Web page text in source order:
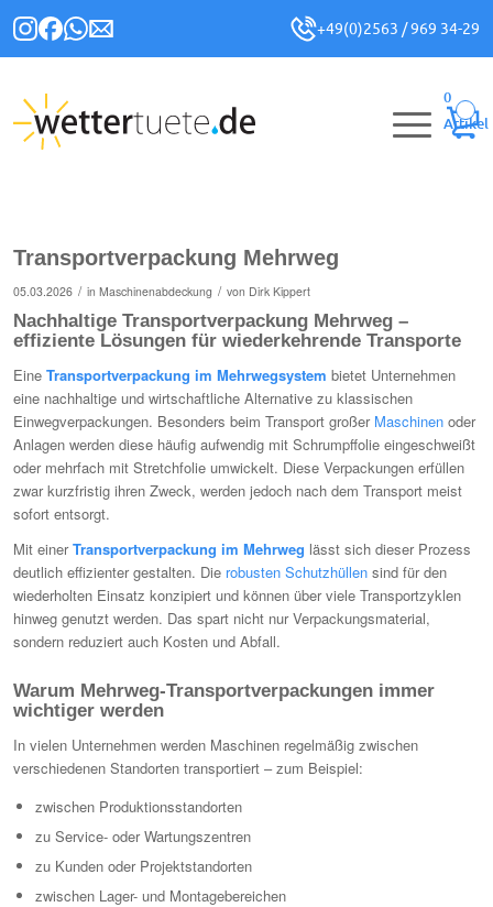
+49(0)2563 / 969 34-29
0
Artikel
Transportverpackung Mehrweg
05.03.2026 / in Maschinenabdeckung / von Dirk Kippert
Nachhaltige Transportverpackung Mehrweg –
effiziente Lösungen für wiederkehrende Transporte
Eine Transportverpackung im Mehrwegsystem bietet Unternehmen
eine nachhaltige und wirtschaftliche Alternative zu klassischen
Einwegverpackungen. Besonders beim Transport großer Maschinen oder
Anlagen werden diese häufig aufwendig mit Schrumpffolie eingeschweißt
oder mehrfach mit Stretchfolie umwickelt. Diese Verpackungen erfüllen
zwar kurzfristig ihren Zweck, werden jedoch nach dem Transport meist
sofort entsorgt.
Mit einerTransportverpackung im Mehrweg lässt sich dieser Prozess
deutlich effizienter gestalten. Die robusten Schutzhüllen sind für den
wiederholten Einsatz konzipiert und können über viele Transportzyklen
hinweg genutzt werden. Das spart nicht nur Verpackungsmaterial,
sondern reduziert auch Kosten und Abfall.
Warum Mehrweg-Transportverpackungen immer
wichtiger werden
In vielen Unternehmen werden Maschinen regelmäßig zwischen
verschiedenen Standorten transportiert – zum Beispiel:
zwischen Produktionsstandorten
zu Service- oder Wartungszentren
zu Kunden oder Projektstandorten
zwischen Lager- und Montagebereichen